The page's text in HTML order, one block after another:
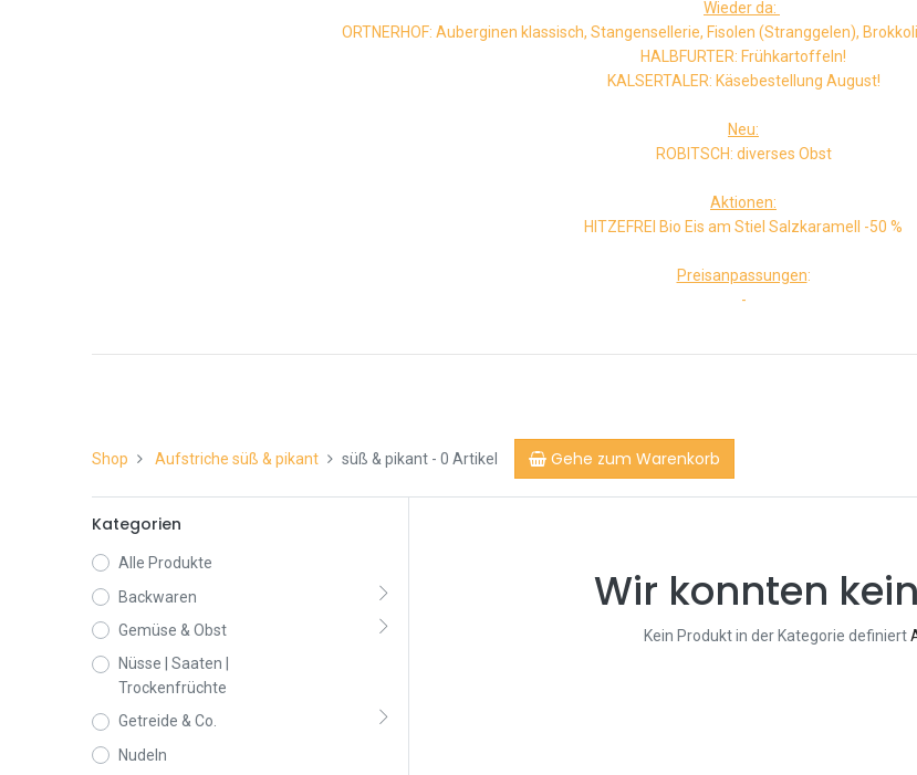
Wieder da:
ORTNERHOF: Auberginen klassisch, Stangensellerie, Fisolen (Stranggelen),
HALBFURTER: Frühkartoffeln!
KALSERTALER: Käsebestellung August!
Neu:
ROBITSCH: diverses Obst
Aktionen:
HITZEFREI Bio Eis am Stiel Salzkaramell -50 %
Preisanpassungen:
-
Shop Aufstriche süß & pikant süß & pikant- 0 Artikel Gehe zum Warenkorb
Kategorien
Alle Produkte
Backwaren
Gemüse & Obst
Nüsse | Saaten |
Trockenfrüchte
Getreide & Co.
Nudeln
Wir konnten
Kein Produkt in der Kategorie definiert